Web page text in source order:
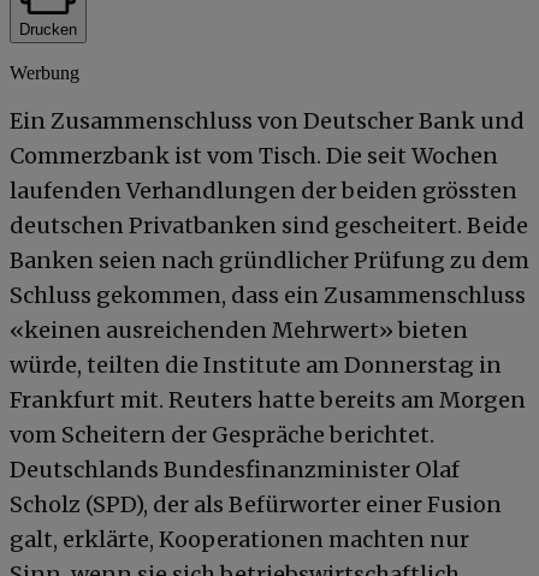
Drucken
Werbung
Ein Zusammenschluss von Deutscher Bank und
Commerzbank ist vom Tisch. Die seit Wochen
laufenden Verhandlungen der beiden grössten
deutschen Privatbanken sind gescheitert. Beide
Banken seien nach gründlicher Prüfung zu dem
Schluss gekommen, dass ein Zusammenschluss
«keinen ausreichenden Mehrwert» bieten
würde, teilten die Institute am Donnerstag in
Frankfurt mit. Reuters hatte bereits am Morgen
vom Scheitern der Gespräche berichtet.
Deutschlands Bundesfinanzminister Olaf
Scholz (SPD), der als Befürworter einer Fusion
galt, erklärte, Kooperationen machten nur